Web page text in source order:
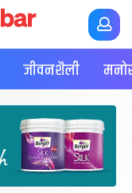
जीवनशैली